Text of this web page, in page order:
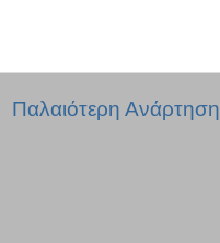
Παλαιότερη Ανάρτηση